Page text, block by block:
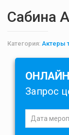
Сабина
Категория: Актеры
ОНЛАЙН
Запрос